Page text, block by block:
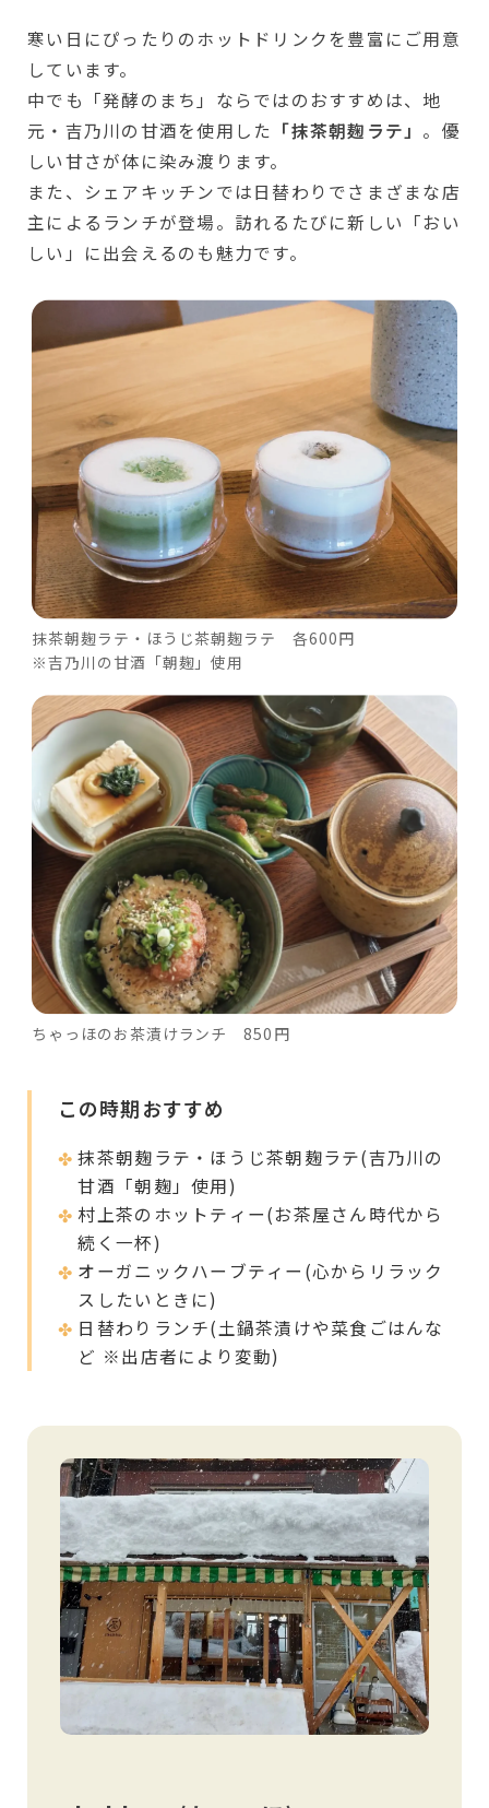
寒い日にぴったりのホットドリンクを豊富にご用意
しています。
中でも「発酵のまち」ならではのおすすめは、地
元・吉乃川の甘酒を使用した 「抹茶朝麹ラテ」 。優
しい甘さが体に染み渡ります。
また、シェアキッチンでは日替わりでさまざまな店
主によるランチが登場。訪れるたびに新しい「おい
しい」に出会えるのも魅力です。
抹茶朝麹ラテ・ほうじ茶朝麹ラテ 各600円
※吉乃川の甘酒「朝麹」使用
ちゃっほのお茶漬けランチ 850円
この時期おすすめ
抹茶朝麹ラテ・ほうじ茶朝麹ラテ(吉乃川の
甘酒「朝麹」使用)
村上茶のホットティー(お茶屋さん時代から
続く一杯)
オーガニックハーブティー(心からリラック
スしたいときに)
日替わりランチ(土鍋茶漬けや菜食ごはんな
ど ※出店者により変動)